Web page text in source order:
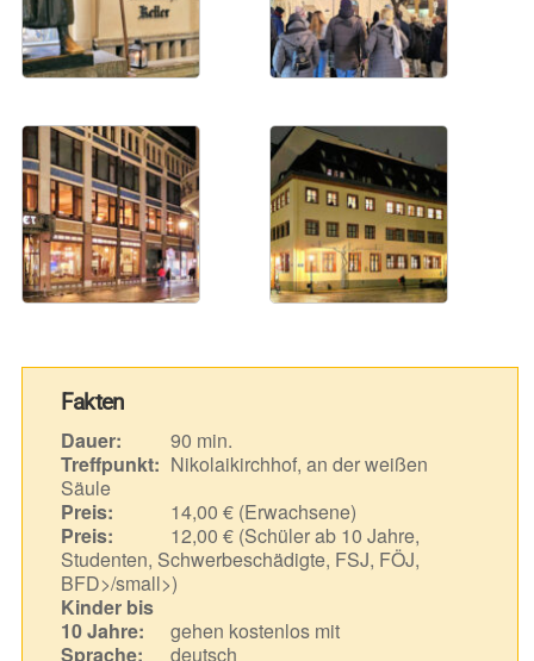
Fakten
Dauer:
90 min.
Treffpunkt: Nikolaikirchhof, an der weißen
Säule
Preis:
14,00 € (Erwachsene)
Preis:
12,00 € (Schüler ab 10 Jahre,
Studenten, Schwerbeschädigte, FSJ, FÖJ,
BFD>/small>)
Kinder bis
10 Jahre:
gehen kostenlos mit
Sprache:
deutsch